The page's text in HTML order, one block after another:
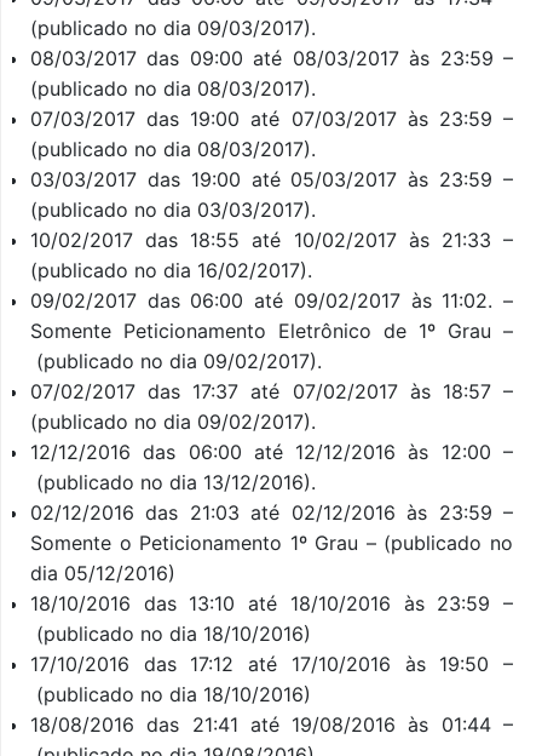
(publicado no dia 09/03/2017).
08/03/2017 das 09:00 até 08/03/2017 às 23:59 –
(publicado no dia 08/03/2017).
07/03/2017 das 19:00 até 07/03/2017 às 23:59 –
(publicado no dia 08/03/2017).
03/03/2017 das 19:00 até 05/03/2017 às 23:59 –
(publicado no dia 03/03/2017).
10/02/2017 das 18:55 até 10/02/2017 às 21:33 –
(publicado no dia 16/02/2017).
09/02/2017 das 06:00 até 09/02/2017 às 11:02. –
Somente Peticionamento Eletrônico de 1º Grau –
(publicado no dia 09/02/2017).
07/02/2017 das 17:37 até 07/02/2017 às 18:57 –
(publicado no dia 09/02/2017).
12/12/2016 das 06:00 até 12/12/2016 às 12:00 –
(publicado no dia 13/12/2016).
02/12/2016 das 21:03 até 02/12/2016 às 23:59 –
Somente o Peticionamento 1º Grau – (publicado no
dia 05/12/2016)
18/10/2016 das 13:10 até 18/10/2016 às 23:59 –
(publicado no dia 18/10/2016)
17/10/2016 das 17:12 até 17/10/2016 às 19:50 –
(publicado no dia 18/10/2016)
18/08/2016 das 21:41 até 19/08/2016 às 01:44 –